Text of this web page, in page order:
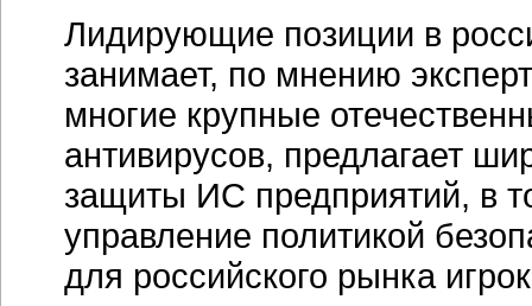
Лидирующие позиции в
занимает, по мнению
многие крупные
антивирусов, предлагает
защиты ИС предприятий, в
управление политикой
для российского рынка